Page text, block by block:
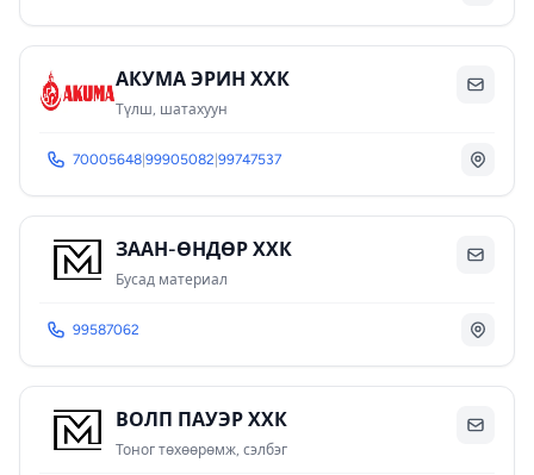
АКУМА ЭРИН ХХК
Түлш, шатахуун
70005648 99905082 99747537
ЗААН-ӨНДӨР ХХК
Бусад материал
99587062
ВОЛП ПАУЭР ХХК
Тоног төхөөрөмж, сэлбэг